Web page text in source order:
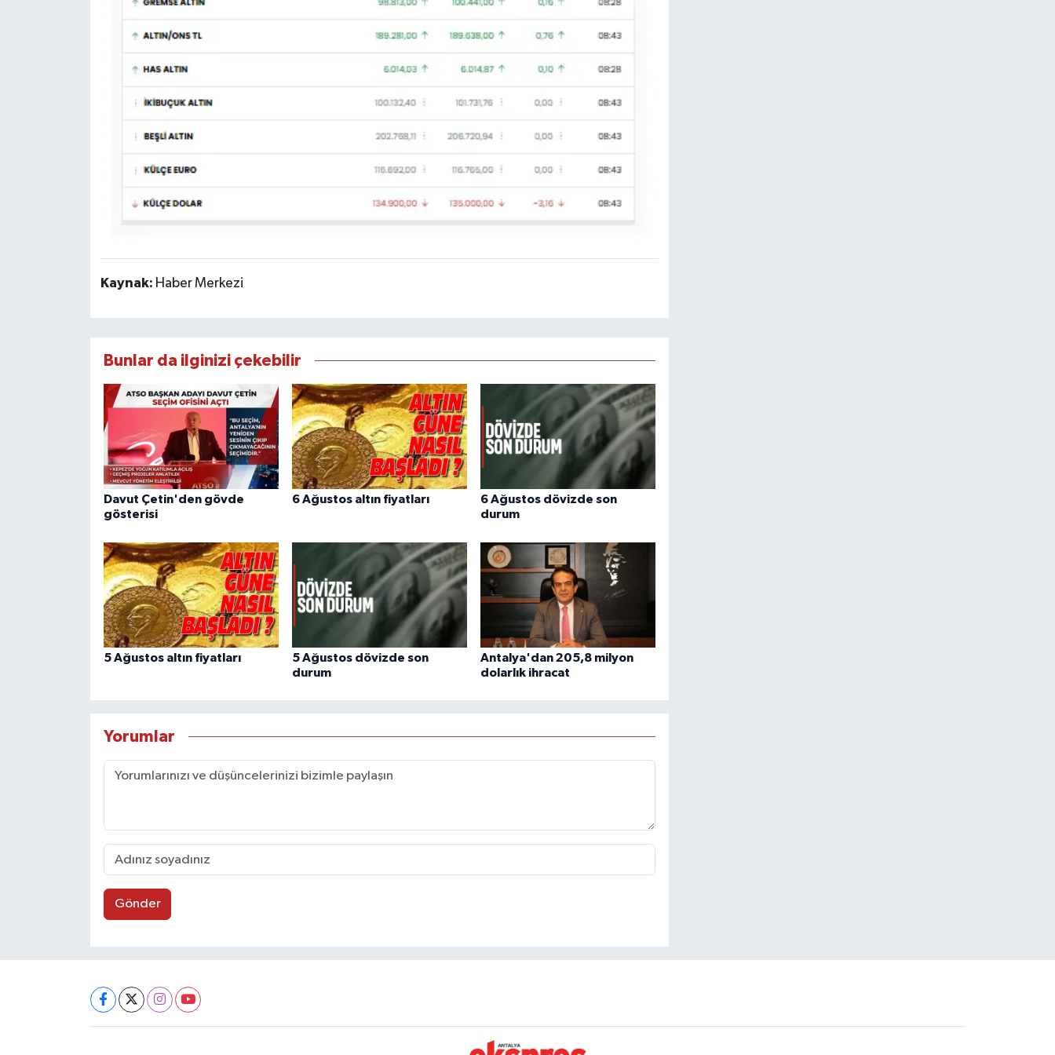
Kaynak: Haber Merkezi
Bunlar da ilginizi çekebilir
Davut Çetin'den gövde
gösterisi
6 Ağustos altın fiyatları
6 Ağustos dövizde son
durum
5 Ağustos altın fiyatları
5 Ağustos dövizde son
durum
Antalya'dan 205,8 milyon
dolarlık ihracat
Yorumlar
Gönder